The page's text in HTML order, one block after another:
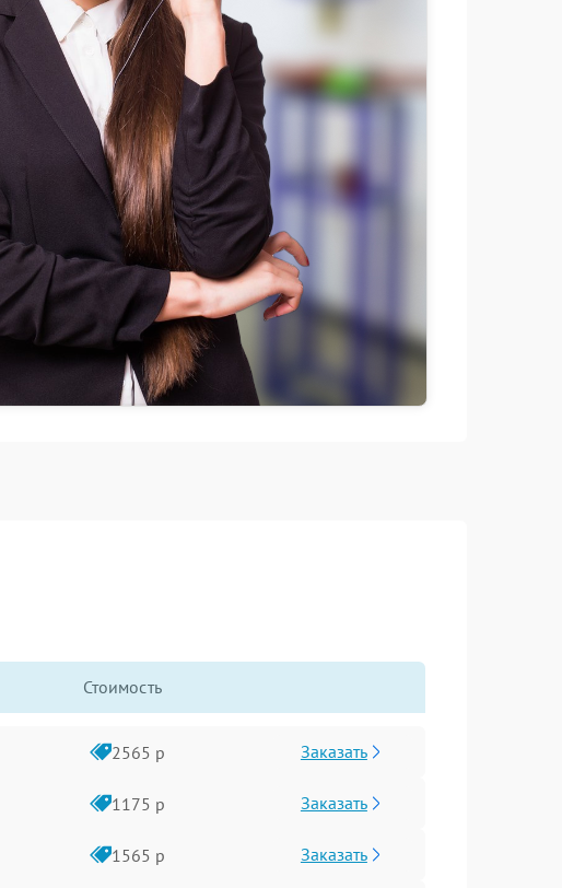
Стоимость
2565 р Заказать
1175 р Заказать
1565 р Заказать